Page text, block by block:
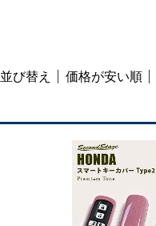
並び替え 価格が安い順